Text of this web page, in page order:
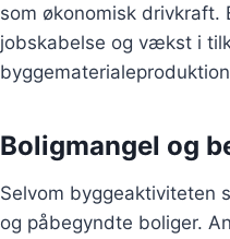
som økonomisk drivkraft.
jobskabelse og vækst i
Boligmangel og
Selvom byggeaktiviteten
og påbegyndte boliger.